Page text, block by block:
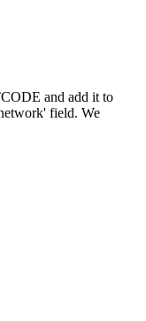
and add it to
field. We